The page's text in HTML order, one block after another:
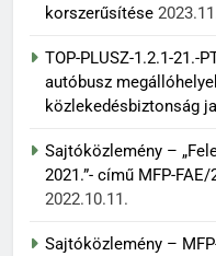
korszerűsítése
TOP-PLUSZ-1.2.1-21.-
autóbusz
közlekedésbiztonság
Sajtóközlemény –
2021.”- című MFP-
2022.10.11.
Sajtóközlemény –